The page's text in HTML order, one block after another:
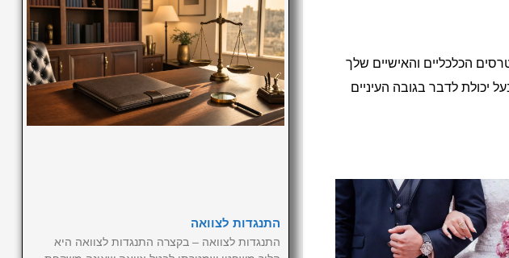
הכלכליים והאישיים שלך
יכולת לדבר בגובה העיניים
התנגדות לצוואה
התנגדות לצוואה – בקצרה התנגדות לצוואה היא